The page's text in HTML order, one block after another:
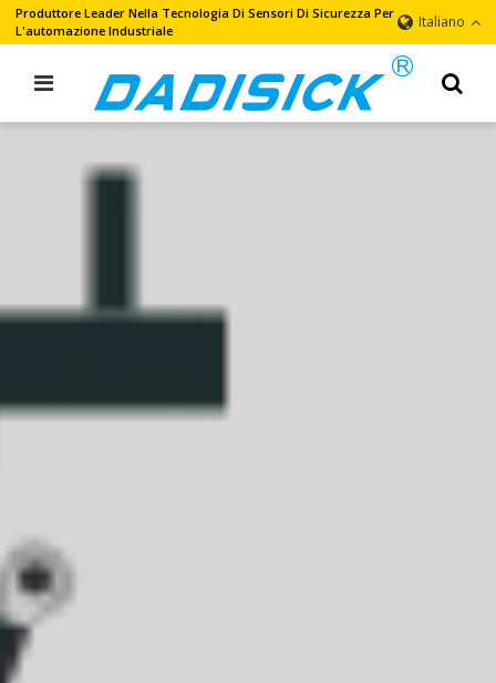
Produttore Leader Nella Tecnologia Di Sensori Di Sicurezza Per
L'automazione Industriale
Italiano